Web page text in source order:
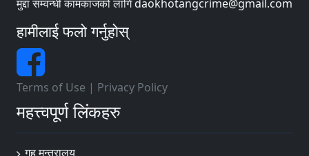
मुद्दा सम्वन्धी कामकाजको लागि daokhotangcrime@gmail.com
हामीलाई फलो गर्नुहोस्
Terms of Use | Privacy Policy
महत्त्वपूर्ण लिंकहरु
गृह मन्त्रालय